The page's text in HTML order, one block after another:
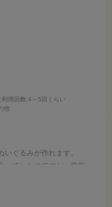
利用回数:4～5回くらい
他
ぐるみが作れます。
っていたのですが、廃盤